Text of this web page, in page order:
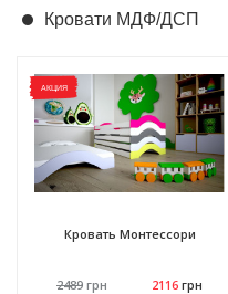
Возврат товара
Доставка
Контакты
Отзывы
Кровати МДФ/ДСП
АКЦИЯ
Кровать Монтессори
2489 грн 2116 грн